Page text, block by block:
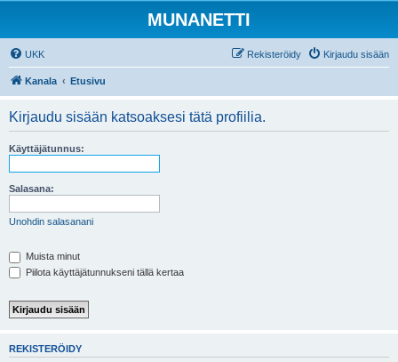
MUNANETTI
UKK Kirjaudu sisään
Rekisteröidy
Kanala Etusivu
Kirjaudu sisään katsoaksesi tätä profiilia.
Käyttäjätunnus:
Salasana:
Unohdin salasanani
Muista minut
Piilota käyttäjätunnukseni tällä kertaa
REKISTERÖIDY